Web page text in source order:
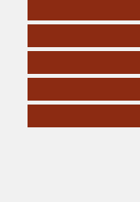
RESIDENCIAL
SOROCABA
AUTOMAÇÃO
EM SP
AUTOMAÇÃO